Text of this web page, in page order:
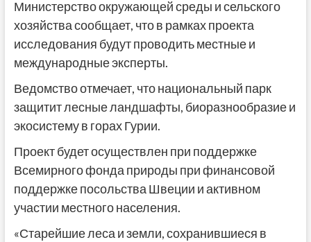
Министерство окружающей среды и сельского
хозяйства сообщает, что в рамках проекта
исследования будут проводить местные и
международные эксперты.
Ведомство отмечает, что национальный парк
защитит лесные ландшафты, биоразнообразие и
экосистему в горах Гурии.
Проект будет осуществлен при поддержке
Всемирного фонда природы при финансовой
поддержке посольства Швеции и активном
участии местного населения.
«Старейшие леса и земли, сохранившиеся в